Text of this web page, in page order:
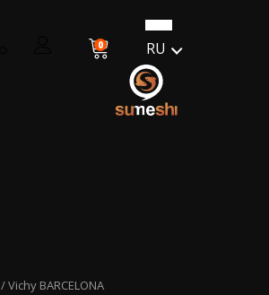
0 RU
/ Vichy BARCELONA